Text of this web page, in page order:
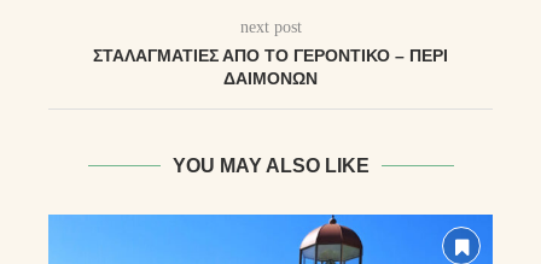
next post
ΣΤΑΛΑΓΜΑΤΙΈΣ ΑΠΌ ΤΟ ΓΕΡΟΝΤΙΚΌ – ΠΕΡΊ
ΔΑΙΜΌΝΩΝ
YOU MAY ALSO LIKE